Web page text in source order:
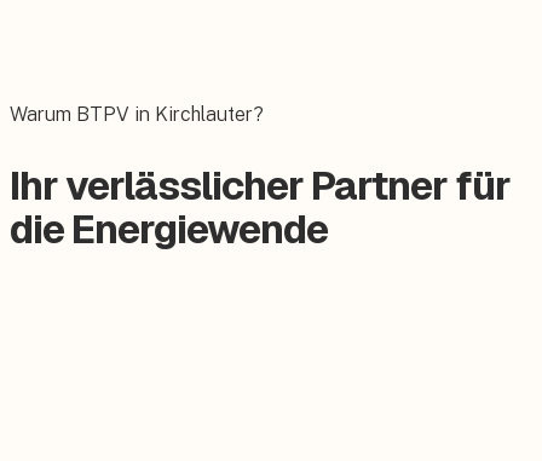
Warum BTPV in Kirchlauter?
Ihr verlässlicher Partner für
die Energiewende